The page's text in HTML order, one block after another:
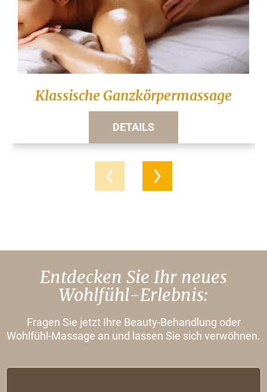
Klassische Ganzkörpermassage
DETAILS
Entdecken Sie Ihr neues
Wohlfühl-Erlebnis:
Fragen Sie jetzt Ihre Beauty-Behandlung oder
Wohlfühl-Massage an und lassen Sie sich verwöhnen.